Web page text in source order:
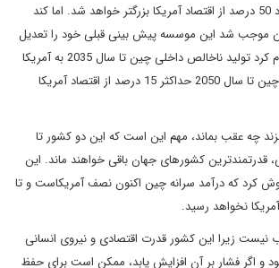
چین تا سال 2050 حدود 50 درصد از اقتصاد آمریکا بزرگتر خواهد شد. اما کند
موجب شد این موسسه پیش بینی قبلی خود را تعدیل
کند و در سال 2022 اعلام کرد تولید ناخالص داخلی چین تا سال 2035 به آمریکا
نخواهد رسید و اقتصاد چین تا سال 2050 حداکثر 15 درصد از اقتصاد آمریکا
چه عقب بماند، مهم این است که این دو کشور تا
قدرتمندترین کشورهای جهان باقی خواهند ماند. این
کرد که درآمد سرانه چین اکنون نصف آمریکاست و تا
نخواهد رسید.
زیرا این کشور قدرت اقتصادی و نیروی انسانی
اگر فشار بر آن افزایش یابد، ممکن است برای حفظ